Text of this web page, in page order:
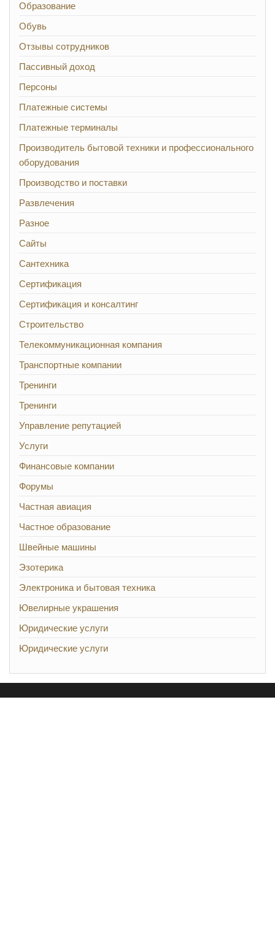
Образование
Обувь
Отзывы сотрудников
Пассивный доход
Персоны
Платежные системы
Платежные терминалы
Производитель бытовой техники и профессионального
оборудования
Производство и поставки
Развлечения
Разное
Сайты
Сантехника
Сертификация
Сертификация и консалтинг
Строительство
Телекоммуникационная компания
Транспортные компании
Тренинги
Тренинги
Управление репутацией
Услуги
Финансовые компании
Форумы
Частная авиация
Частное образование
Швейные машины
Эзотерика
Электроника и бытовая техника
Ювелирные украшения
Юридические услуги
Юридические услуги